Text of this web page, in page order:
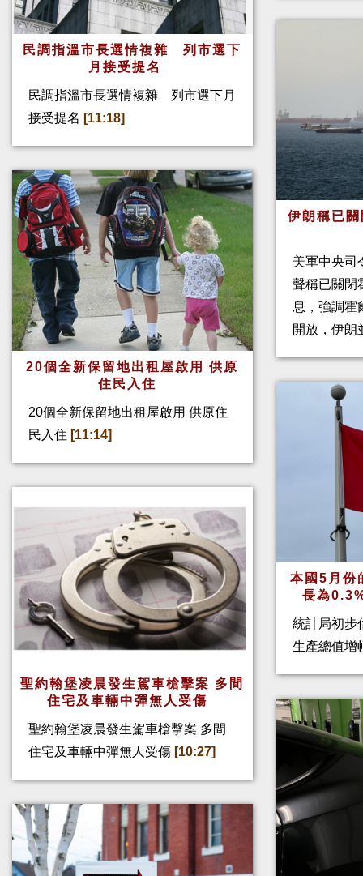
民調指溫市長選情複雜 列市選下
月接受提名
民調指溫市長選情複雜 列市選下月
接受提名 [11:18]
20個全新保留地出租屋啟用 供原
住民入住
20個全新保留地出租屋啟用 供原住
民入住 [11:14]
聖約翰堡凌晨發生駕車槍擊案 多間
住宅及車輛中彈無人受傷
聖約翰堡凌晨發生駕車槍擊案 多間
住宅及車輛中彈無人受傷 [10:27]
伊朗稱已
美軍中央司
聲稱已關閉
息，強調霍
開放，伊
本國5月份
長為
統計局初步
生產總值增